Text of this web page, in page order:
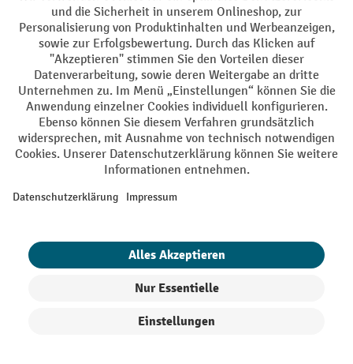
Impressum Datenschutz
Barrierefreiheit Grounding Page Privacy Settings
Alle Preise exkl. gesetzl. Mehrwertsteuer zzgl.Versandkostenund ggf.
Nachnahmegebühren, wenn nicht anders angegeben.
¹ Der Rabatt gilt so lange der Vorrat reicht. Der Rabatt gilt nicht auf
oder Gutscheinen ist nicht möglich. | ² Der Rabatt wird einmalig bei
eingelöst werden. Die Höhe des Rabatts variiert je nach
Produktkategorie und beträgt bis zu 10 % (10 % auf Lager, Umwelt,
Heben | 7% auf Büro). Ausgenommen sind Elektro-Hubwagen,
Ausschluss von Werkzeug. Gilt nicht auf Sonderpreise. Kombination